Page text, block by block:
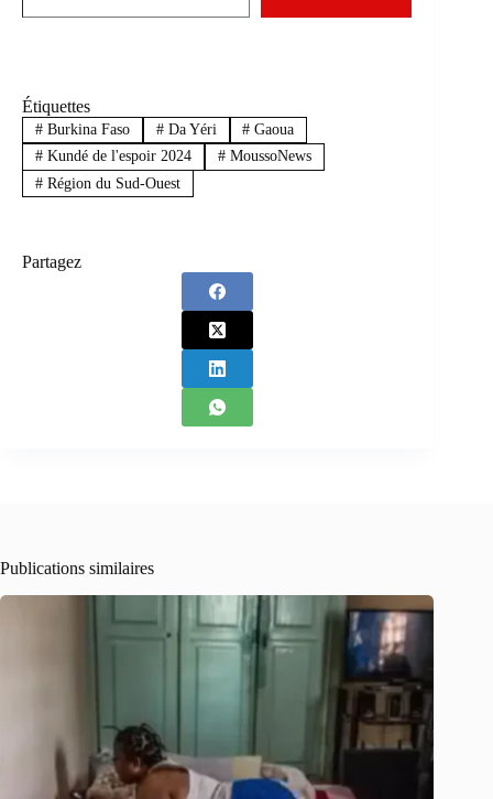
Étiquettes
#Burkina Faso #Da Yéri # Gaoua
#Kundé de l'espoir 2024 #MoussoNews
#Région du Sud-Ouest
Partagez
Publications similaires